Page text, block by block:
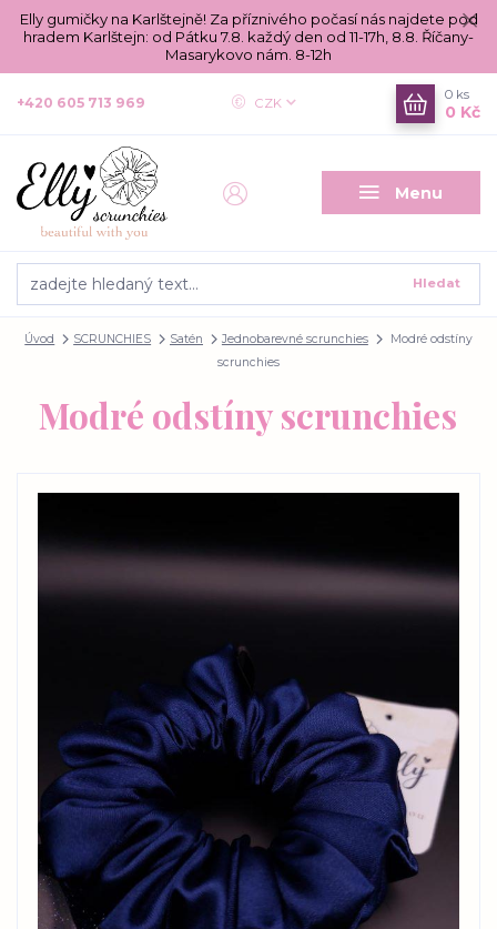
Elly gumičky na Karlštejně! Za příznivého počasí nás najdete pod
hradem Karlštejn: od Pátku 7.8. každý den od 11-17h, 8.8. Říčany-
Masarykovo nám. 8-12h
Menu
CZK
Hledat
+420 605 713 969
0 ks
0 Kč
Úvod SCRUNCHIES Satén Jednobarevné scrunchies
Modré odstíny
scrunchies
Modré odstíny scrunchies